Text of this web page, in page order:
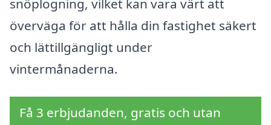
snöplogning, vilket kan vara värt att
överväga för att hålla din fastighet säkert
och lättillgängligt under
vintermånaderna.
Få 3 erbjudanden, gratis och utan